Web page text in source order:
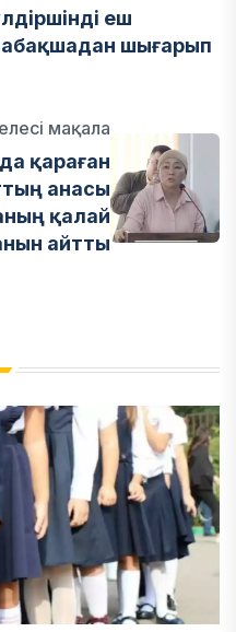
еш
шығарып
мақала
қараған
анасы
қалай
айтты